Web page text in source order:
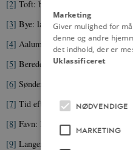
[2] Toft: beboelse på tangen syd for
[3] Bye: landsby.
[4] Aalum: beboelse på tangen
[5] Bereder: bearbejder, gøre klar til.
[6] Sønderslaaede: ødelagte.
[7] Tid efter Anden: en gang i
[8] Favn: længdemål. En dansk
[9] Langer: Langerhuse, beboelse
Marketing
Giver mulighed for
denne og andre
det indhold, der er
Uklassificeret
NØDVENDIGE
MARKETING